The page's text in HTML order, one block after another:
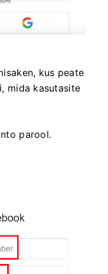
kus peate
mida kasutasite
parool.